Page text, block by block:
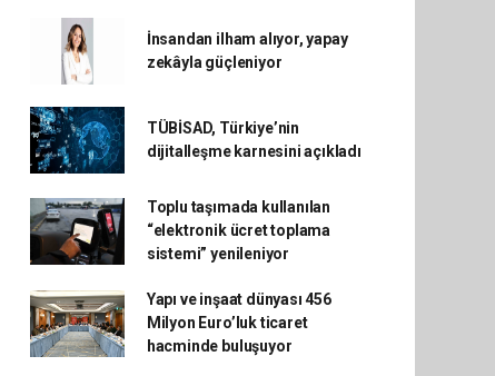
İnsandan ilham alıyor, yapay
zekâyla güçleniyor
TÜBİSAD, Türkiye’nin
dijitalleşme karnesini açıkladı
Toplu taşımada kullanılan
“elektronik ücret toplama
sistemi” yenileniyor
Yapı ve inşaat dünyası 456
Milyon Euro’luk ticaret
hacminde buluşuyor